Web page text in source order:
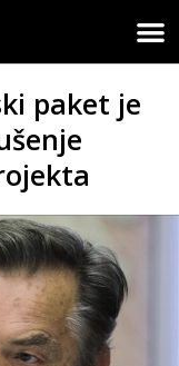
paket je